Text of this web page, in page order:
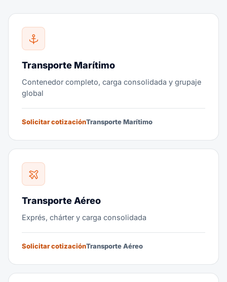
Transporte Marítimo
Contenedor completo, carga consolidada y grupaje
global
Solicitar cotizaciónTransporte Marítimo
Transporte Aéreo
Exprés, chárter y carga consolidada
Solicitar cotizaciónTransporte Aéreo